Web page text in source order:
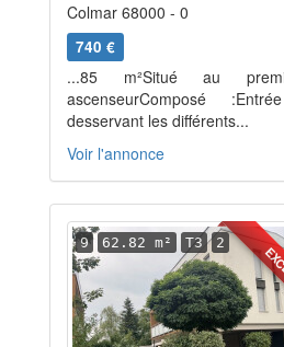
Colmar 68000 - 0
740 €
...85 m²Situé au
ascenseurComposé
desservant les différents...
Voir l'annonce
9 62.82 m² T3 2